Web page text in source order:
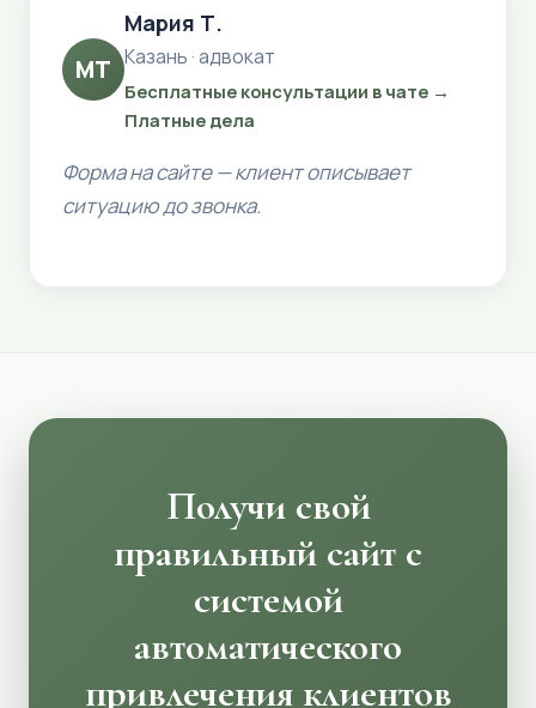
МТ
Мария Т.
Казань · адвокат
Бесплатные консультации в чате →
Платные дела
Форма на сайте — клиент описывает
ситуацию до звонка.
Получи свой
правильный сайт с
системой
автоматического
привлечения клиентов